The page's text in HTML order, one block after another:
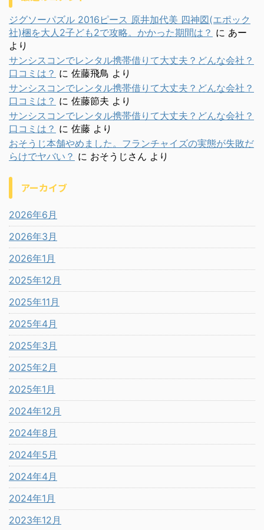
ジグソーパズル 2016ピース 原井加代美 四神図(エポック
社)梱を大人2子ども2で攻略。かかった期間は？ に あー
より
サンシスコンでレンタル携帯借りて大丈夫？どんな会社？
口コミは？ に 佐藤飛鳥 より
サンシスコンでレンタル携帯借りて大丈夫？どんな会社？
口コミは？ に 佐藤節夫 より
サンシスコンでレンタル携帯借りて大丈夫？どんな会社？
口コミは？ に 佐藤 より
おそうじ本舗やめました。フランチャイズの実態が失敗だ
らけでヤバい？ に おそうじさん より
アーカイブ
2026年6月
2026年3月
2026年1月
2025年12月
2025年11月
2025年4月
2025年3月
2025年2月
2025年1月
2024年12月
2024年8月
2024年5月
2024年4月
2024年1月
2023年12月